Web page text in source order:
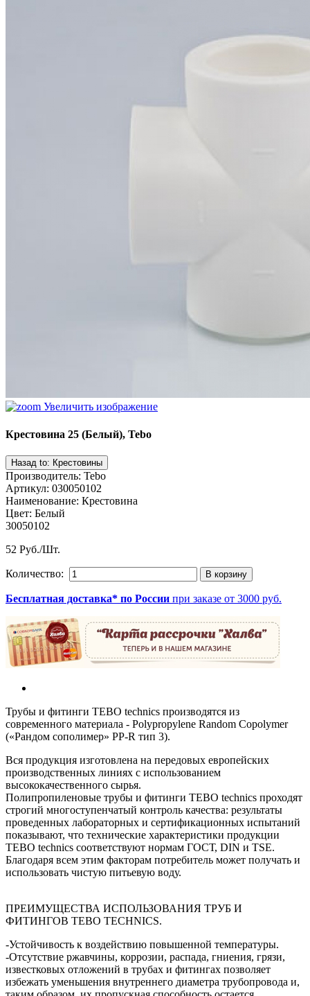
Увеличить изображение
Крестовина 25 (Белый), Tebo
Производитель: Tebo
Артикул: 030050102
Наименование: Крестовина
Цвет: Белый
30050102
52 Руб./Шт.
Количество:
Бесплатная доставка* по России при заказе от 3000 руб.
Трубы и фитинги TEBO technics производятся из
современного материала - Polypropylene Random Copolymer
(«Рандом сополимер» PP-R тип 3).
Вся продукция изготовлена на передовых европейских
производственных линиях с использованием
высококачественного сырья.
Полипропиленовые трубы и фитинги TEBO technics проходят
строгий многоступенчатый контроль качества: результаты
проведенных лабораторных и сертификационных испытаний
показывают, что технические характеристики продукции
TEBO technics соответствуют нормам ГОСТ, DIN и TSE.
Благодаря всем этим факторам потребитель может получать и
использовать чистую питьевую воду.
ПРЕИМУЩЕСТВА ИСПОЛЬЗОВАНИЯ ТРУБ И
ФИТИНГОВ TEBO TECHNICS.
-Устойчивость к воздействию повышенной температуры.
-Отсутствие ржавчины, коррозии, распада, гниения, грязи,
известковых отложений в трубах и фитингах позволяет
избежать уменьшения внутреннего диаметра трубопровода и,